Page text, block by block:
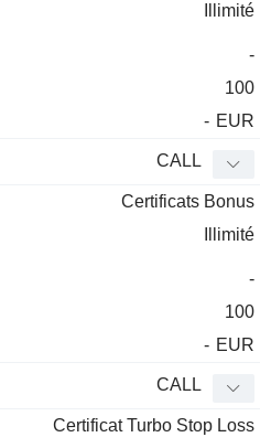
Illimité
-
100
- EUR
CALL
Certificats Bonus
Illimité
-
100
- EUR
CALL
Certificat Turbo Stop Loss